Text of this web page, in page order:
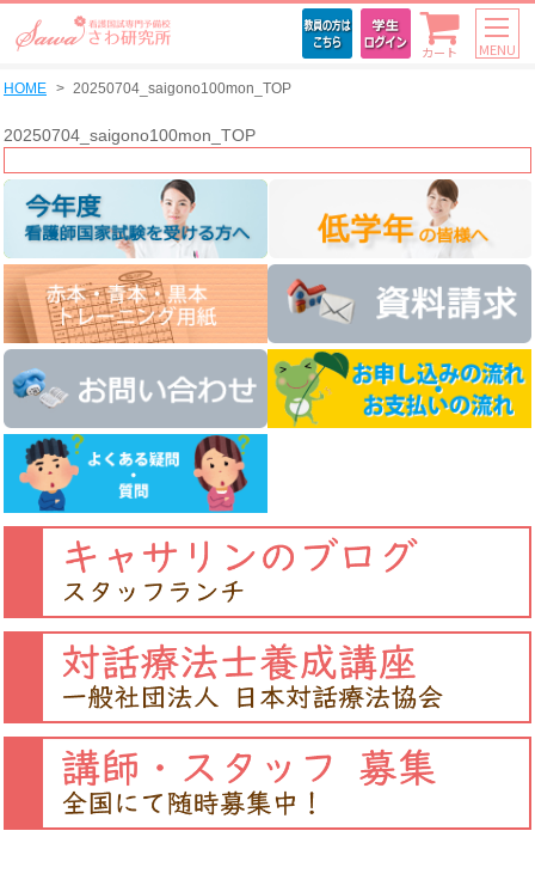
カート MENU
HOME 20250704_saigono100mon_TOP
20250704_saigono100mon_TOP